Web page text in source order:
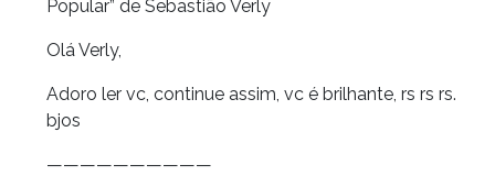
Popular” de Sebastião Verly
Olá Verly,
Adoro ler vc, continue assim, vc é brilhante, rs rs rs.
bjos
——————————